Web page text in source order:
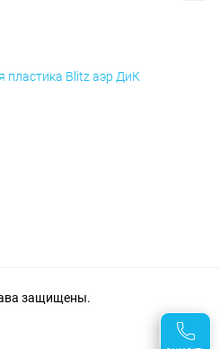
пластика Blitz аэр ДиК
защищены.